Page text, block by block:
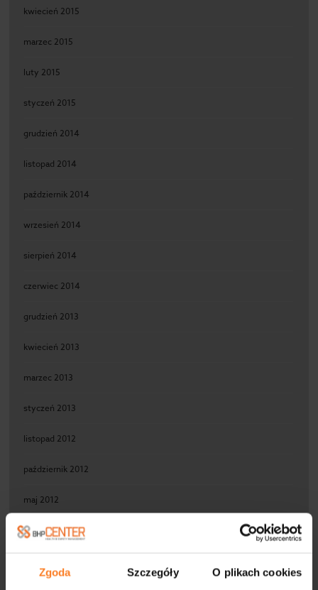
Zgoda Szczegóły O plikach cookies
kwiecień 2015
marzec 2015
luty 2015
styczeń 2015
grudzień 2014
listopad 2014
październik 2014
wrzesień 2014
sierpień 2014
czerwiec 2014
grudzień 2013
kwiecień 2013
marzec 2013
styczeń 2013
listopad 2012
październik 2012
maj 2012
kwiecień 2012